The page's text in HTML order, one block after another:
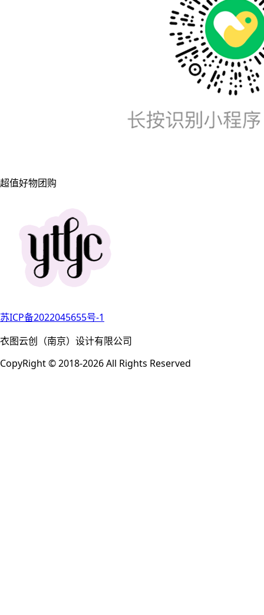
超值好物团购
苏ICP备2022045655号-1
衣图云创（南京）设计有限公司
CopyRight © 2018-2026 All Rights Reserved